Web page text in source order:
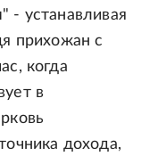
- устанавливая
прихожан с
когда
в
дохода,